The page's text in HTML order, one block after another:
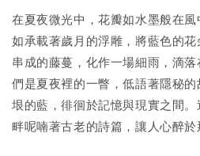
在夏夜微光中，花瓣如水墨般在
如承載著歲月的浮雕，將藍色的
串成的藤蔓，化作一場細雨，滴
們是夏夜裡的一瞥，低語著隱秘
垠的藍，徘徊於記憶與現實之間
畔呢喃著古老的詩篇，讓人心醉於